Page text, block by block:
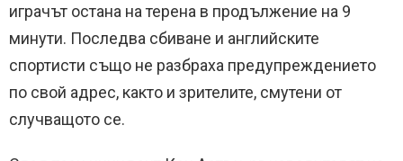
играчът остана на терена в продължение на 9
минути. Последва сбиване и английските
спортисти също не разбраха предупреждението
по свой адрес, както и зрителите, смутени от
случващото се.